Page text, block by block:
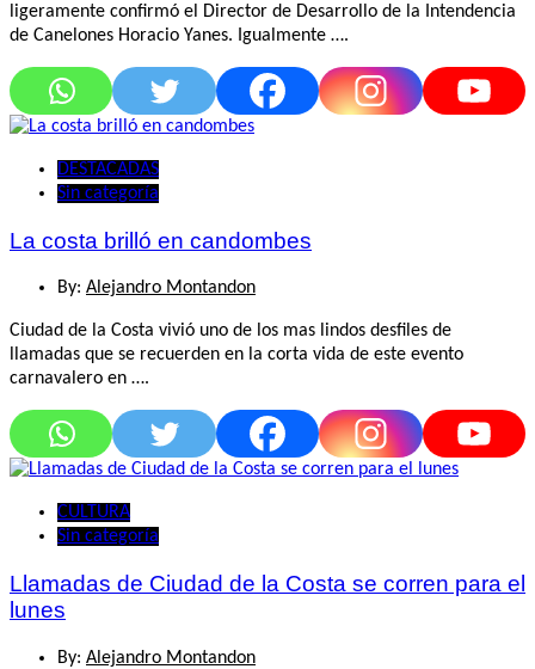
ligeramente confirmó el Director de Desarrollo de la Intendencia
de Canelones Horacio Yanes. Igualmente ….
DESTACADAS
Sin categoría
La costa brilló en candombes
By: Alejandro Montandon
Ciudad de la Costa vivió uno de los mas lindos desfiles de
llamadas que se recuerden en la corta vida de este evento
carnavalero en ….
CULTURA
Sin categoría
Llamadas de Ciudad de la Costa se corren para el
lunes
By: Alejandro Montandon